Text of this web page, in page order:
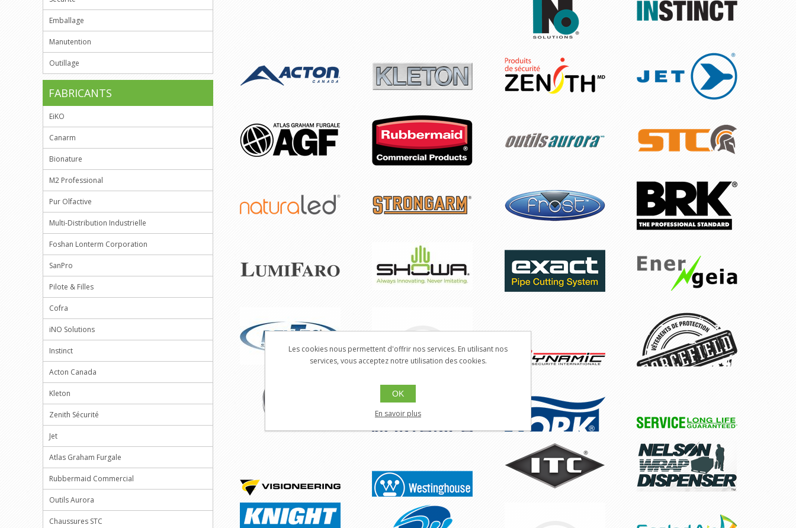
Emballage
Manutention
Outillage
FABRICANTS
EiKO
Canarm
Bionature
M2 Professional
Pur Olfactive
Multi-Distribution Industrielle
Foshan Lonterm Corporation
SanPro
Pilote & Filles
Cofra
iNO Solutions
Instinct
Acton Canada
Kleton
Zenith Sécurité
Jet
Atlas Graham Furgale
Rubbermaid Commercial
Outils Aurora
Chaussures STC
Les cookies nous permettent d'offrir nos services. En utilisant nos
services, vous acceptez notre utilisation des cookies.
OK
En savoir plus